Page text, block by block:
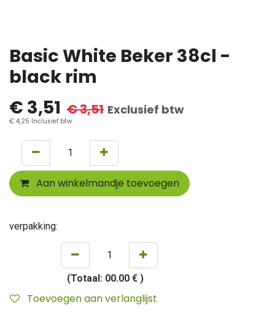
Basic White Beker 38cl -
black rim
€ 3,51 €3,51 Exclusief btw
€ 4,25 Inclusief btw
Aan winkelmandje toevoegen
verpakking:
(Totaal: 00.00 € )
Toevoegen aan verlanglijst